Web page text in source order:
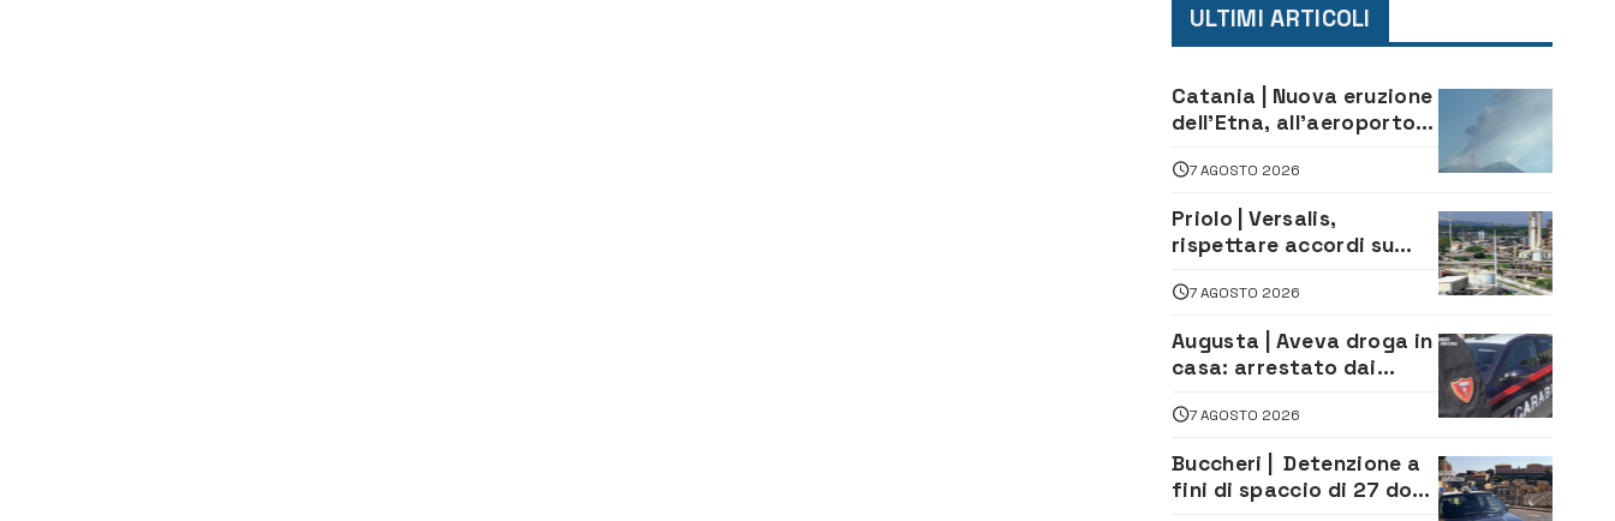
ULTIMI ARTICOLI
Catania | Nuova eruzione
dell’Etna, all’aeroporto
dirottati
7 AGOSTO 2026
Priolo | Versalis,
rispettare accordi su
lavoro. Il sindaco scrive
alla società
7 AGOSTO 2026
Augusta | Aveva droga in
casa: arrestato dai
7 AGOSTO 2026
Buccheri | Detenzione a
fini di spaccio di 27 dosi